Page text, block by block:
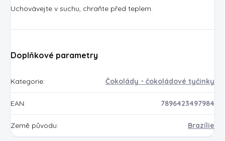
Uchovávejte v suchu, chraňte před teplem.
Doplňkové parametry
Kategorie: Čokolády・čokoládové tyčinky
EAN: 7896423497984
Země původu: Brazílie